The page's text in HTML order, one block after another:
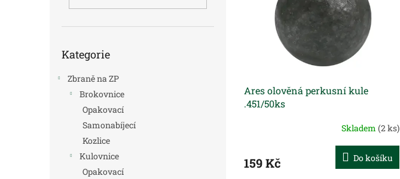
kategorie
Kategorie
Zbraně na ZP
Brokovnice
Opakovací
Samonabíjecí
Kozlice
Kulovnice
Opakovací
kAres olověná perkusní kule
.451/50ks
Skladem (2 ks)
159 Kč Do košíku